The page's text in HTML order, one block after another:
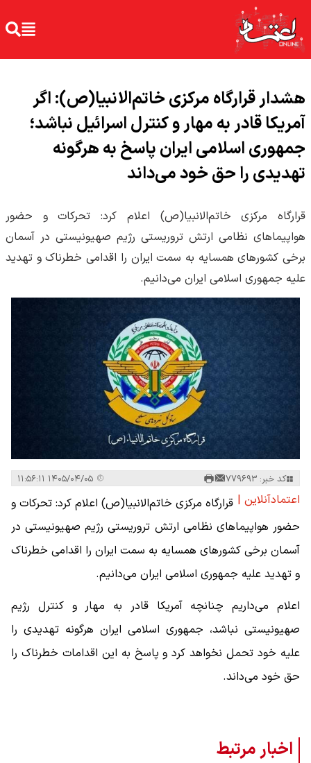
هشدار قرارگاه مرکزی خاتم‌الانبیا(ص): اگر
آمریکا قادر به مهار و کنترل اسرائیل نباشد؛
جمهوری اسلامی ایران پاسخ به هرگونه
تهدیدی را حق خود می‌داند
قرارگاه مرکزی خاتم‌الانبیا(ص) اعلام کرد: تحرکات و حضور
هواپیماهای نظامی ارتش تروریستی رژیم صهیونیستی در آسمان
برخی کشورهای همسایه به سمت ایران را اقدامی خطرناک و تهدید
علیه جمهوری اسلامی ایران می‌دانیم.
کد خبر: 779693
اعتمادآنلاین | قرارگاه مرکزی خاتم‌الانبیا(ص) اعلام کرد: تحرکات و
حضور هواپیماهای نظامی ارتش تروریستی رژیم صهیونیستی در
آسمان برخی کشورهای همسایه به سمت ایران را اقدامی خطرناک
و تهدید علیه جمهوری اسلامی ایران می‌دانیم.
اعلام می‌داریم چنانچه آمریکا قادر به مهار و کنترل رژیم
صهیونیستی نباشد، جمهوری اسلامی ایران هرگونه تهدیدی را
علیه خود تحمل نخواهد کرد و پاسخ به این اقدامات خطرناک را
حق خود می‌داند.
اخبار مرتبط